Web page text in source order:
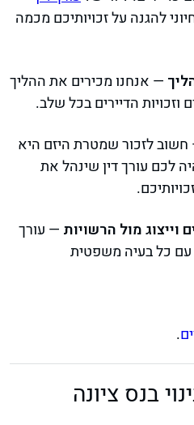
להגנה על זכויותיכם מכמה
— אנחנו מכירים את ההליך
הדיירים בכל שלב.
לזכור שמטרת היזם היא
לכם עורך דין שינהל את
וייצוג מול הרשויות — עורך
עם כל בעיה משפטית
.
בנס ציונה